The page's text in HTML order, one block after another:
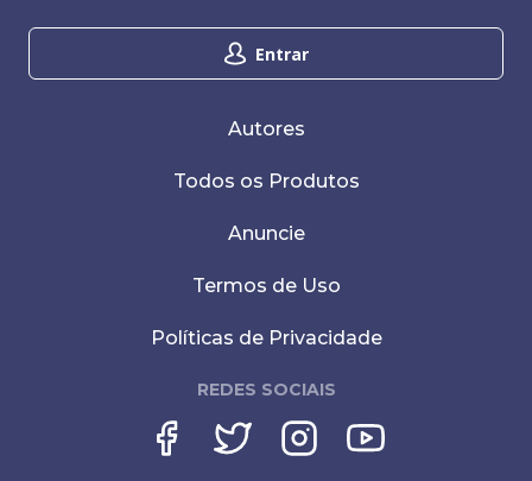
Entrar
Autores
Todos os Produtos
Anuncie
Termos de Uso
Políticas de Privacidade
REDES SOCIAIS